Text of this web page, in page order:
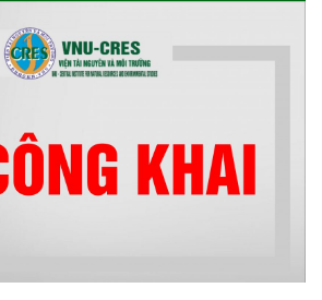
ban chuyên môn đánh giá hồ
sơ chuyên môn cho các thí sinh
dự tuyển nghiên cứu sinh đợt 1
Thông báo danh sách thí sinh